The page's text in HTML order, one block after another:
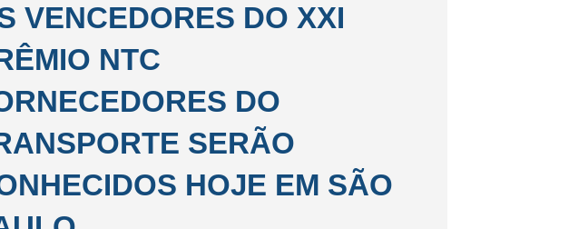
VENCEDORES DO XXI
NTC
DO
SERÃO
HOJE EM SÃO